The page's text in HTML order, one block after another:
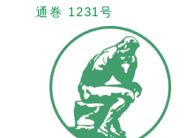
通巻 1231号